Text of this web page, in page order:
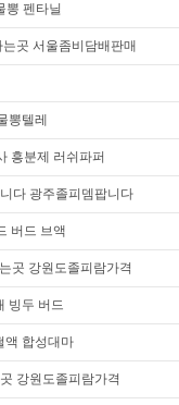
뽕 펜타닐
곳 서울좀비담배판매
뽕텔레
흥분제 러쉬파퍼
다 광주졸피뎀팝니다
버드 브액
곳 강원도졸피람가격
빙두 버드
액 합성대마
강원도졸피람가격